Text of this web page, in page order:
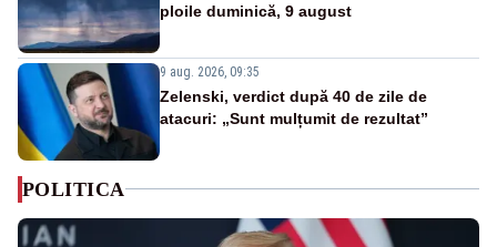
ploile duminică, 9 august
9 aug. 2026, 09:35
Zelenski, verdict după 40 de zile de
atacuri: „Sunt mulțumit de rezultat”
POLITICA